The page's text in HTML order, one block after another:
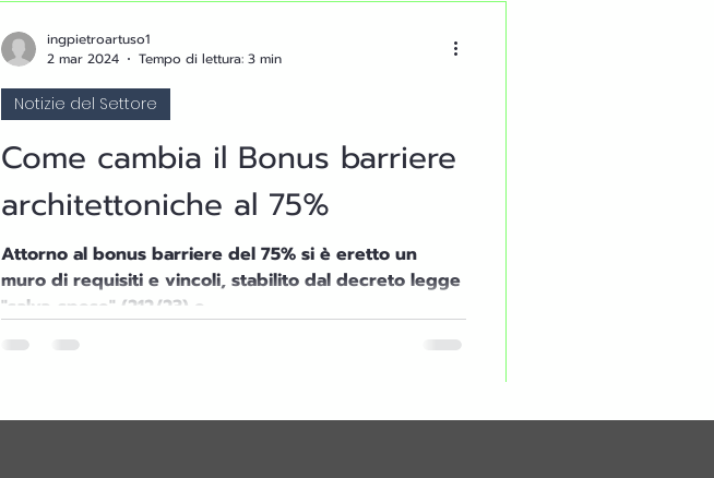
Come cambia il Bonus barriere
architettoniche al 75%
Attorno al bonus barriere del 75% si è eretto un
muro di requisiti e vincoli, stabilito dal decreto legge
"salva-spese" (212/23) e...
Notizie del Settore
ingpietroartuso1
2 mar 2024
Tempo di lettura: 3 min